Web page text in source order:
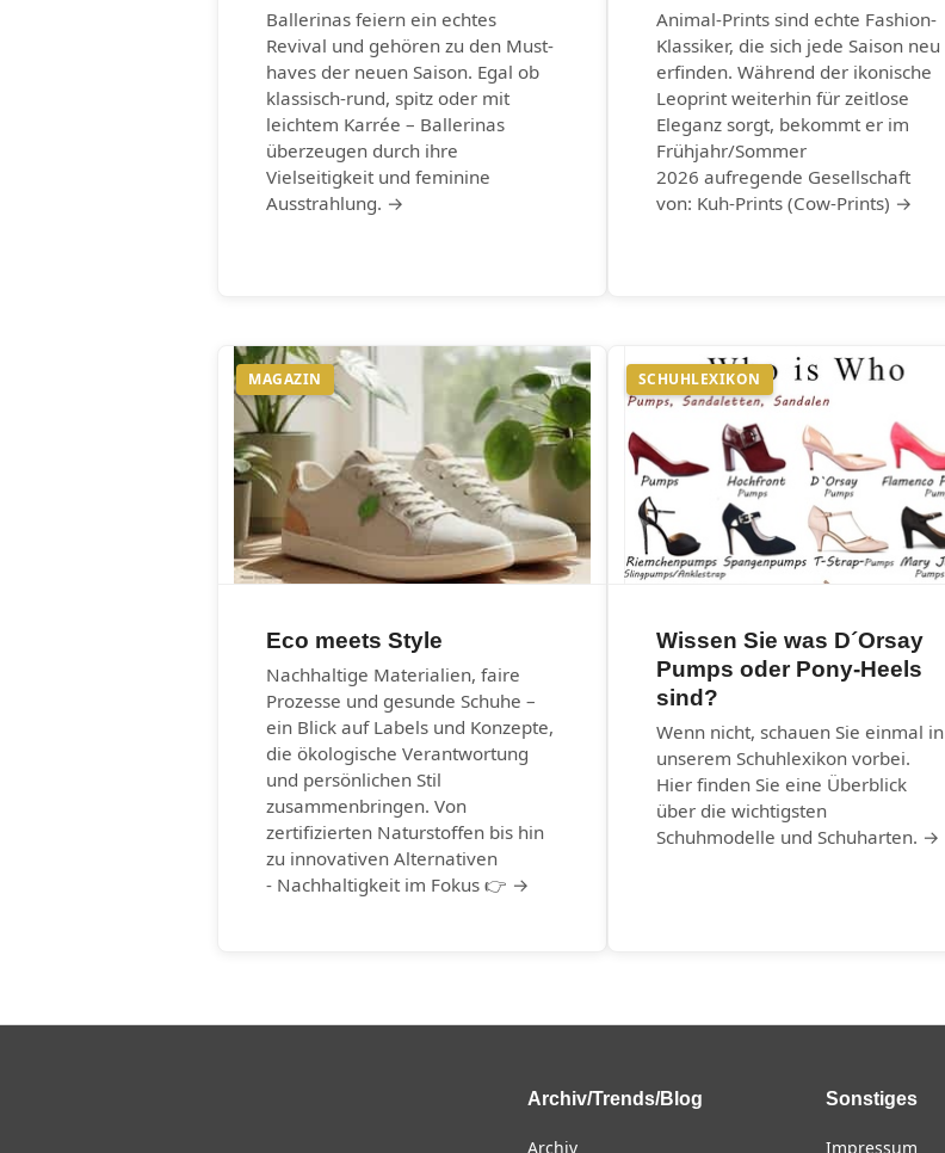
Ballerinas feiern ein echtes
Revival und gehören zu den Must-
haves der neuen Saison. Egal ob
klassisch-rund, spitz oder mit
leichtem Karrée – Ballerinas
überzeugen durch ihre
Vielseitigkeit und feminine
Ausstrahlung. →
Animal-Prints sind echte Fashion-
Klassiker, die sich jede Saison neu
erfinden. Während der ikonische
Leoprint weiterhin für zeitlose
Eleganz sorgt, bekommt er im
Frühjahr/Sommer
2026 aufregende Gesellschaft
von: Kuh-Prints (Cow-Prints) →
MAGAZIN
Eco meets Style
Nachhaltige Materialien, faire
Prozesse und gesunde Schuhe –
ein Blick auf Labels und Konzepte,
die ökologische Verantwortung
und persönlichen Stil
zusammenbringen. Von
zertifizierten Naturstoffen bis hin
zu innovativen Alternativen
- Nachhaltigkeit im Fokus 👉 →
SCHUHLEXIKON
Wissen Sie was D´Orsay
Pumps oder Pony-Heels
sind?
Wenn nicht, schauen Sie einmal in
unserem Schuhlexikon vorbei.
Hier finden Sie eine Überblick
über die wichtigsten
Schuhmodelle und Schuharten. →
Archiv/Trends/Blog
Archiv
Sonstiges
Impressum